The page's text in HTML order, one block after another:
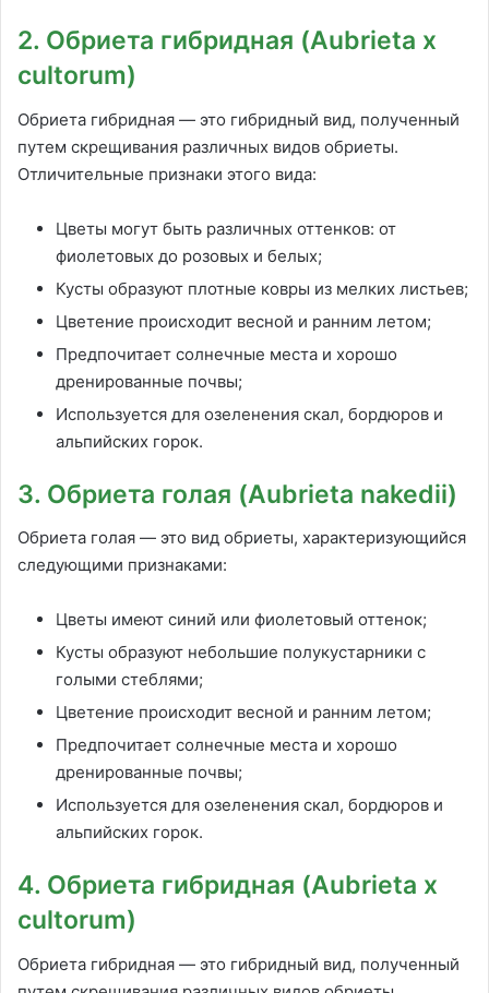
2. Обриета гибридная (Aubrieta x
cultorum)
Обриета гибридная — это гибридный вид, полученный
путем скрещивания различных видов обриеты.
Отличительные признаки этого вида:
Цветы могут быть различных оттенков: от
фиолетовых до розовых и белых;
Кусты образуют плотные ковры из мелких листьев;
Цветение происходит весной и ранним летом;
Предпочитает солнечные места и хорошо
дренированные почвы;
Используется для озеленения скал, бордюров и
альпийских горок.
3. Обриета голая (Aubrieta nakedii)
Обриета голая — это вид обриеты, характеризующийся
следующими признаками:
Цветы имеют синий или фиолетовый оттенок;
Кусты образуют небольшие полукустарники с
голыми стеблями;
Цветение происходит весной и ранним летом;
Предпочитает солнечные места и хорошо
дренированные почвы;
Используется для озеленения скал, бордюров и
альпийских горок.
4. Обриета гибридная (Aubrieta x
cultorum)
Обриета гибридная — это гибридный вид, полученный